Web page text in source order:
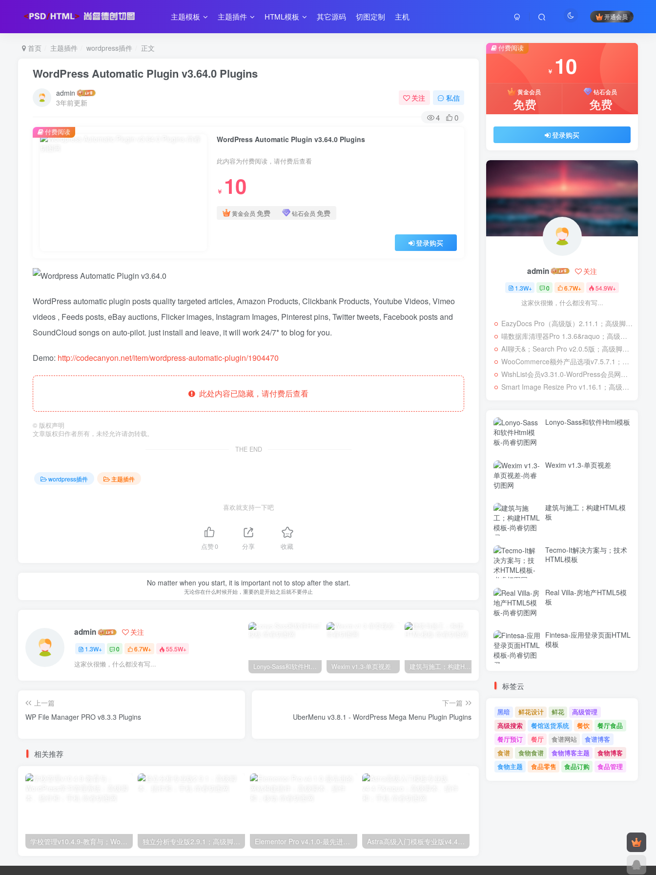
主题模板 主题插件 HTML模板 其它源码 切图定制 主机 开通会员
首页 主题插件 wordpress插件 正文
WordPress Automatic Plugin v3.64.0 Plugins
admin
3年前更新
关注 私信
4 0
WordPress Automatic Plugin v3.64.0 Plugins
此内容为付费阅读，请付费后查看
￥ 10
黄金会员 免费 钻石会员 免费
登录购买
付费阅读
WordPress automatic plugin posts quality targeted articles, Amazon Products, Clickbank Products, Youtube Videos, Vimeo
videos , Feeds posts, eBay auctions, Flicker images, Instagram Images, Pinterest pins, Twitter tweets, Facebook posts and
SoundCloud songs on auto-pilot. just install and leave, it will work 24/7* to blog for you.
Demo: http://codecanyon.net/item/wordpress-automatic-plugin/1904470
此处内容已隐藏，请付费后查看
© 版权声明
文章版权归作者所有，未经允许请勿转载。
THE END
wordpress插件 主题插件
喜欢就支持一下吧
点赞0 分享 收藏
No matter when you start, it is important not to stop after the start.
无论你在什么时候开始，重要的是开始之后就不要停止
admin 关注
1.3W+ 0 6.7W+ 55.5W+
这家伙很懒，什么都没有写... Lonyo-Sass和软件Html模板 Wexim v1.3-单页视差 建筑与施工；构建HTML模板
上一篇
WP File Manager PRO v8.3.3 Plugins
下一篇
UberMenu v3.8.1 - WordPress Mega Menu Plugin Plugins
相关推荐
学校管理v10.4.9-教育与；WordPress学习管理系统；高级脚本、插件和；手机 独立分析专业版2.9.1；高级脚本、插件和；手机
付费阅读
￥ 10
黄金会员
免费
钻石会员
免费
登录购买
admin 关注
1.3W+ 0 6.7W+ 54.9W+
这家伙很懒，什么都没有写...
EazyDocs Pro（高级版）2.11.1；高级脚本、插件和；移动
喵数据库清理器Pro 1.3.6&raquo；高级脚本、插件和；移动
AI聊天&；Search Pro v2.0.5版；高级脚本、插件和；移动
WooCommerce额外产品选项v7.5.7.1；高级脚本、插件和；移动
WishList会员v3.31.0-WordPress会员网站；高级脚本、插件和；移动
Smart Image Resize Pro v1.16.1；高级脚本、插件和；移动
Lonyo-Sass和软件Html模板
Wexim v1.3-单页视差
建筑与施工；构建HTML模
板
Tecmo-It解决方案与；技术
HTML模板
Real Villa-房地产HTML5模
板
Fintesa-应用登录页面HTML
模板
标签云
黑暗 鲜花设计 鲜花
高级管理
高级搜索
餐馆送货系统 餐饮
餐厅食品
餐厅预订
餐厅 食谱网站
食谱博客
食谱
食物食谱 食物博客主题
食物博客
食物主题
食品零售 食品订购 食品管理